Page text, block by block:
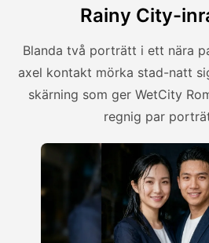
Rainy City-
Blanda två porträtt i ett nära
axel kontakt mörka stad-natt
skärning som ger WetCity
regnig par